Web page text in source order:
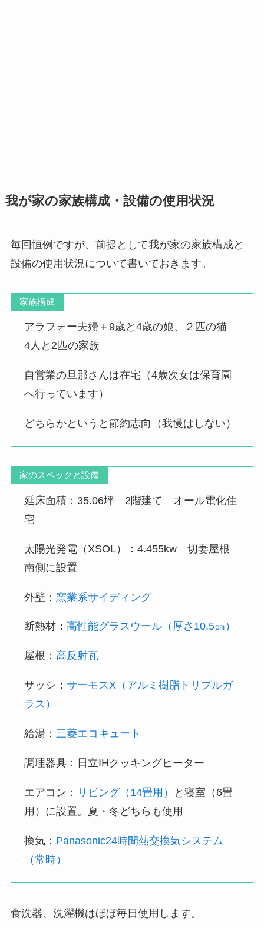
我が家の家族構成・設備の使用状況
毎回恒例ですが、前提として我が家の家族構成と
設備の使用状況について書いておきます。
家族構成
アラフォー夫婦＋9歳と4歳の娘、２匹の猫
4人と2匹の家族
自営業の旦那さんは在宅（4歳次女は保育園
へ行っています）
どちらかというと節約志向（我慢はしない）
家のスペックと設備
延床面積：35.06坪 2階建て オール電化住
宅
太陽光発電（XSOL）：4.455kw 切妻屋根
南側に設置
外壁： 窯業系サイディング
断熱材：高性能グラスウール（厚さ10.5㎝）
屋根：高反射瓦
サッシ：サーモスX（アルミ樹脂トリプルガ
ラス）
給湯：三菱エコキュート
調理器具：日立IHクッキングヒーター
エアコン： リビング（14畳用）
と寝室（6畳
用）に設置。夏・冬どちらも使用
換気： Panasonic24時間熱交換気システム
（常時）
食洗器、洗濯機はほぼ毎日使用します。